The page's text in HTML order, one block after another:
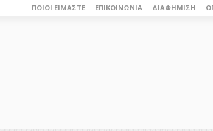
ΠΟΙΟΙ ΕΊΜΑΣΤΕ ΕΠΙΚΟΙΝΩΝΊΑ ΔΙΑΦΉΜΙΣΗ